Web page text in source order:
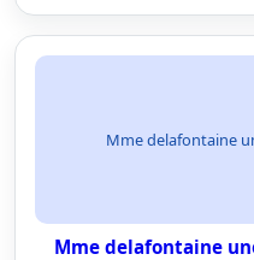
Mme delafontaine
Mme delafontaine